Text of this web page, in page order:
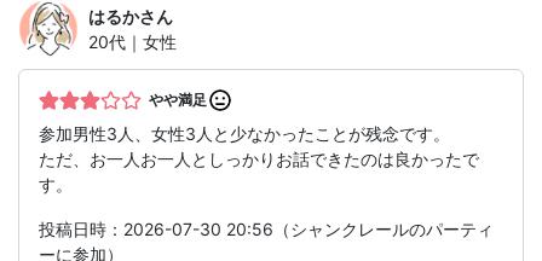
はるかさん
20代｜女性
やや満足
参加男性3人、女性3人と少なかったことが残念です。
ただ、お一人お一人としっかりお話できたのは良かったで
す。
投稿日時：2026-07-30 20:56（シャンクレールのパーティ
ーに参加）